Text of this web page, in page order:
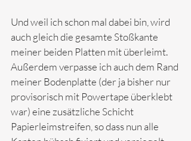
Und weil ich schon mal dabei bin, wird
auch gleich die gesamte Stoßkante
meiner beiden Platten mit überleimt.
Außerdem verpasse ich auch dem Rand
meiner Bodenplatte (der ja bisher nur
provisorisch mit Powertape überklebt
war) eine zusätzliche Schicht
Papierleimstreifen, so dass nun alle